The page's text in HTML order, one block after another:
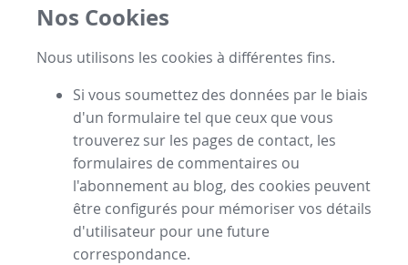
Nos Cookies
Nous utilisons les cookies à différentes fins.
Si vous soumettez des données par le biais
d'un formulaire tel que ceux que vous
trouverez sur les pages de contact, les
formulaires de commentaires ou
l'abonnement au blog, des cookies peuvent
être configurés pour mémoriser vos détails
d'utilisateur pour une future
correspondance.